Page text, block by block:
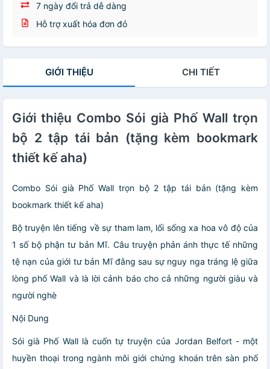
7 ngày đổi trả dễ dàng
Hỗ trợ xuất hóa đơn đỏ
GIỚI THIỆU CHI TIẾT
Giới thiệu Combo Sói già Phố Wall trọn
bộ 2 tập tái bản (tặng kèm bookmark
thiết kế aha)
Combo Sói già Phố Wall trọn bộ 2 tập tái bản (tặng kèm
bookmark thiết kế aha)
Bộ truyện lên tiếng về sự tham lam, lối sống xa hoa vô độ của
1 số bộ phận tư bản Mĩ. Câu truyện phản ánh thực tế những
tệ nạn của giới tư bản Mĩ đằng sau sự nguy nga tráng lệ giữa
lòng phố Wall và là lời cảnh báo cho cả những người giàu và
người nghè
Nội Dung
Sói già Phố Wall là cuốn tự truyện của Jordan Belfort - một
huyền thoại trong ngành môi giới chứng khoán trên sàn phố